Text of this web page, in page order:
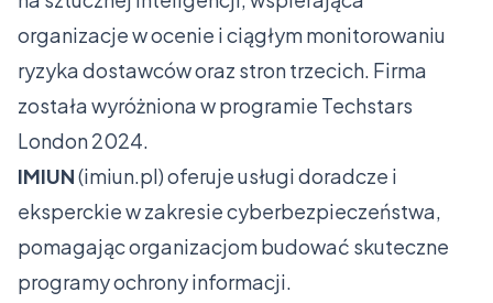
organizacje w ocenie i ciągłym monitorowaniu
ryzyka dostawców oraz stron trzecich. Firma
została wyróżniona w programie Techstars
London 2024.
IMIUN(imiun.pl) oferuje usługi doradcze i
eksperckie w zakresie cyberbezpieczeństwa,
pomagając organizacjom budować skuteczne
programy ochrony informacji.